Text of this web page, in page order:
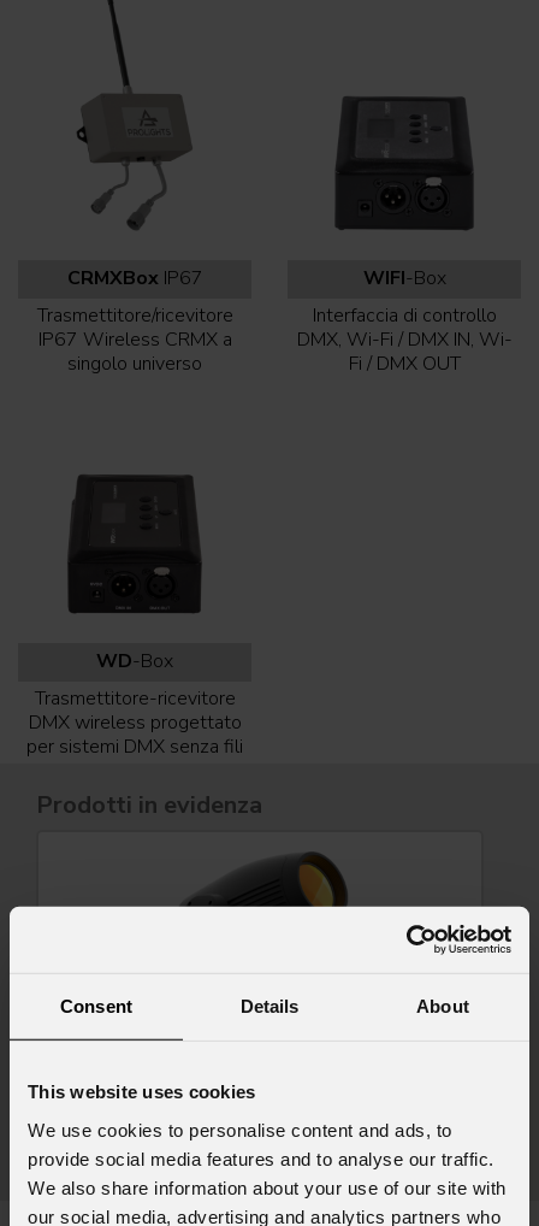
Consent Details About
This website uses cookies
We use cookies to personalise content and ads, to
provide social media features and to analyse our traffic.
We also share information about your use of our site with
our social media, advertising and analytics partners who
CRMXBox IP67
Trasmettitore/ricevitore
IP67 Wireless CRMX a
singolo universo
WIFI-Box
Interfaccia di controllo
DMX, Wi-Fi / DMX IN, Wi-
Fi / DMX OUT
WD-Box
Trasmettitore-ricevitore
DMX wireless progettato
per sistemi DMX senza fili
Prodotti in evidenza
AstraProfile600IP